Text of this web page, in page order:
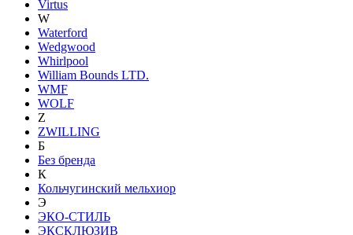
Virtus
W
Waterford
Wedgwood
Whirlpool
William Bounds LTD.
WMF
WOLF
Z
ZWILLING
Б
Без бренда
К
Кольчугинский мельхиор
Э
ЭКО-СТИЛЬ
ЭКСКЛЮЗИВ